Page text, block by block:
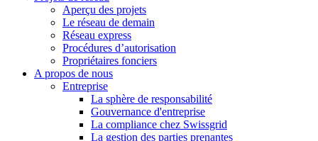
Aperçu des projets
Le réseau de demain
Réseau express
Procédures d’autorisation
Propriétaires fonciers
A propos de nous
Entreprise
La sphère de responsabilité
Gouvernance d'entreprise
La compliance chez Swissgrid
La gestion des parties prenantes